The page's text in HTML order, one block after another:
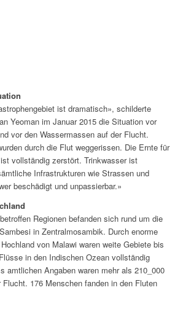
ist dramatisch», schilderte
Yeoman im Januar 2015 die Situation vor
vor den Wassermassen auf der Flucht.
durch die Flut weggerissen. Die Ernte für
vollständig zerstört. Trinkwasser ist
Infrastrukturen wie Strassen und
beschädigt und unpassierbar.»
Regionen befanden sich rund um die
in Zentralmosambik. Durch enorme
von Malawi waren weite Gebiete bis
in den Indischen Ozean vollständig
amtlichen Angaben waren mehr als 210_000
Flucht. 176 Menschen fanden in den Fluten